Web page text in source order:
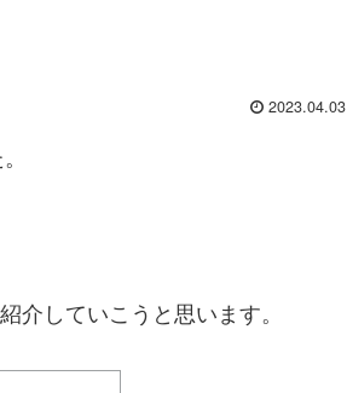
2023.04.03
介していこうと思います。